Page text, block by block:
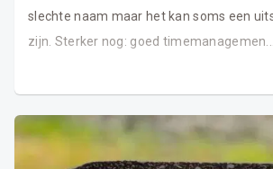
slechte naam maar het kan soms een
zijn. Sterker nog: goed timemanagemen...